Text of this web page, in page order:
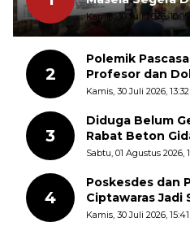
Lermatang
Kamis, 30 Juli 2026,
2
Polemik
Profesor dan
dalam Rutinitas
Kamis, 30 Juli 2026,
3
Diduga Belum
Rabat Beton
Sudah Pecah
Sabtu, 01 Agustus 2026,
4
Poskesdes dan
Ciptawaras Jadi
Keluhkan
Kamis, 30 Juli 2026,